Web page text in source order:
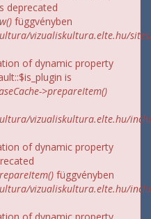
deprecated
függvényben
vizualiskultura.elte.hu/
of dynamic property
is
>prepareItem()
vizualiskultura.elte.hu/
of dynamic property
függvényben
vizualiskultura.elte.hu/
of dynamic property